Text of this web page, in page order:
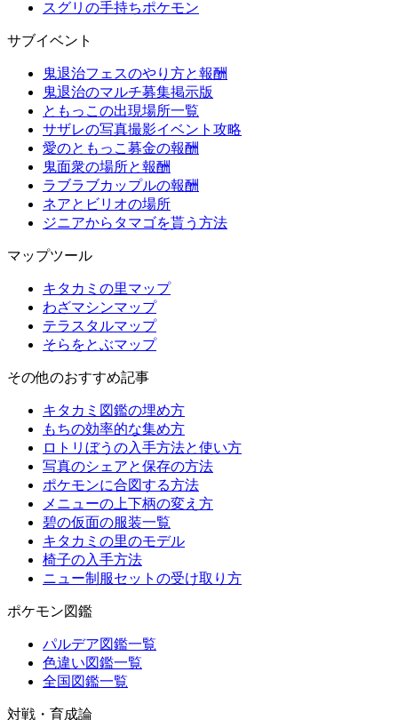
スグリの手持ちポケモン
サブイベント
鬼退治フェスのやり方と報酬
鬼退治のマルチ募集掲示版
ともっこの出現場所一覧
サザレの写真撮影イベント攻略
愛のともっこ募金の報酬
鬼面衆の場所と報酬
ラブラブカップルの報酬
ネアとビリオの場所
ジニアからタマゴを貰う方法
マップツール
キタカミの里マップ
わざマシンマップ
テラスタルマップ
そらをとぶマップ
その他のおすすめ記事
キタカミ図鑑の埋め方
もちの効率的な集め方
ロトリぼうの入手方法と使い方
写真のシェアと保存の方法
ポケモンに合図する方法
メニューの上下柄の変え方
碧の仮面の服装一覧
キタカミの里のモデル
椅子の入手方法
ニュー制服セットの受け取り方
ポケモン図鑑
パルデア図鑑一覧
色違い図鑑一覧
全国図鑑一覧
対戦・育成論